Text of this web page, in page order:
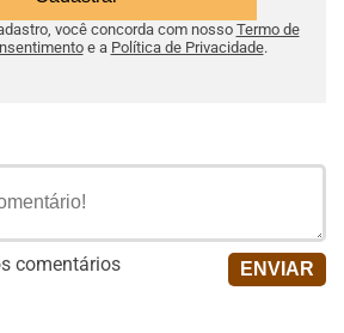
você concorda com nosso Termo de
e a Política de Privacidade.
comentários